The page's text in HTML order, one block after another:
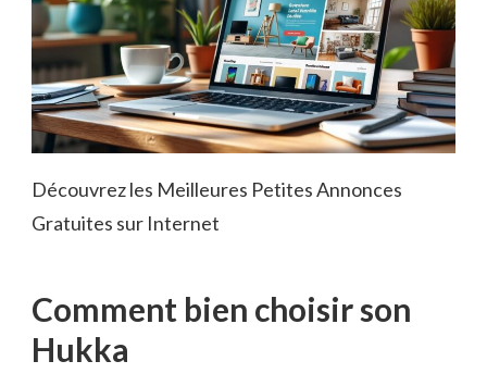
Découvrez les Meilleures Petites Annonces
Gratuites sur Internet
Comment bien choisir son
Hukka